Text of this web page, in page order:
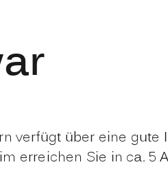
verfügt über eine
erreichen Sie in ca. 5